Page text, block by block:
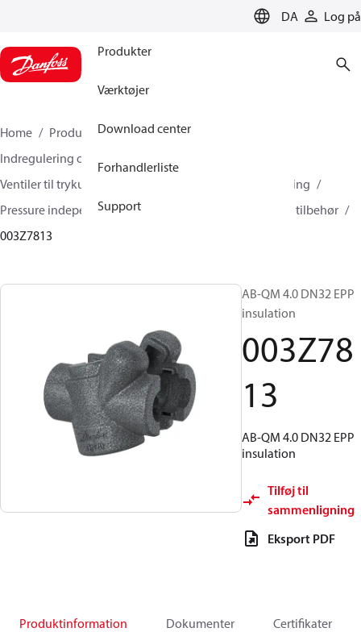
DA Log på
Produkter
Værktøjer
Download center
Forhandlerliste
Support
Home Produkter
Climate Solutions for heating
Indregulering og styring
Ventiler til trykuafhængig flowbegrænsning og regulering
Pressure independent control valves (PICV)
AB-QM - tilbehør
003Z7813
AB-QM 4.0 DN32 EPP
insulation
003Z78
13
AB-QM 4.0 DN32 EPP
insulation
Tilføj til
sammenligning
Eksport PDF
Produktinformation Dokumenter Certifikater